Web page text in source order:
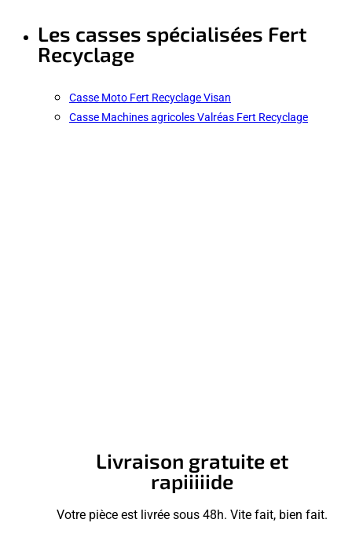
Les casses spécialisées Fert
Recyclage
Casse Moto Fert Recyclage Visan
Casse Machines agricoles Valréas Fert Recyclage
Livraison gratuite et
rapiiiiide
Votre pièce est livrée sous 48h. Vite fait, bien fait.